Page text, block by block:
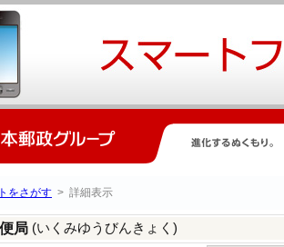
をさがす > 詳細表示
局 (いくみゆうびんきょく)